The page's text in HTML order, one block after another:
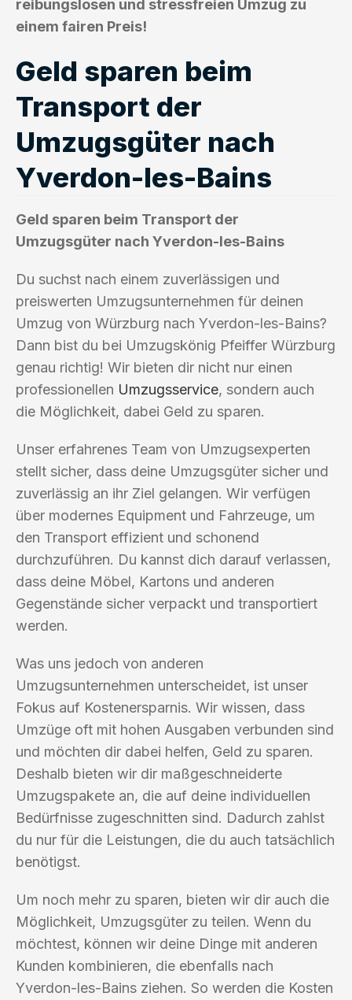
reibungslosen und stressfreien Umzug zu
einem fairen Preis!
Geld sparen beim
Transport der
Umzugsgüter nach
Yverdon-les-Bains
Geld sparen beim Transport der
Umzugsgüter nach Yverdon-les-Bains
Du suchst nach einem zuverlässigen und
preiswerten Umzugsunternehmen für deinen
Umzug von Würzburg nach Yverdon-les-Bains?
Dann bist du bei Umzugskönig Pfeiffer Würzburg
genau richtig! Wir bieten dir nicht nur einen
professionellen Umzugsservice, sondern auch
die Möglichkeit, dabei Geld zu sparen.
Unser erfahrenes Team von Umzugsexperten
stellt sicher, dass deine Umzugsgüter sicher und
zuverlässig an ihr Ziel gelangen. Wir verfügen
über modernes Equipment und Fahrzeuge, um
den Transport effizient und schonend
durchzuführen. Du kannst dich darauf verlassen,
dass deine Möbel, Kartons und anderen
Gegenstände sicher verpackt und transportiert
werden.
Was uns jedoch von anderen
Umzugsunternehmen unterscheidet, ist unser
Fokus auf Kostenersparnis. Wir wissen, dass
Umzüge oft mit hohen Ausgaben verbunden sind
und möchten dir dabei helfen, Geld zu sparen.
Deshalb bieten wir dir maßgeschneiderte
Umzugspakete an, die auf deine individuellen
Bedürfnisse zugeschnitten sind. Dadurch zahlst
du nur für die Leistungen, die du auch tatsächlich
benötigst.
Um noch mehr zu sparen, bieten wir dir auch die
Möglichkeit, Umzugsgüter zu teilen. Wenn du
möchtest, können wir deine Dinge mit anderen
Kunden kombinieren, die ebenfalls nach
Yverdon-les-Bains ziehen. So werden die Kosten